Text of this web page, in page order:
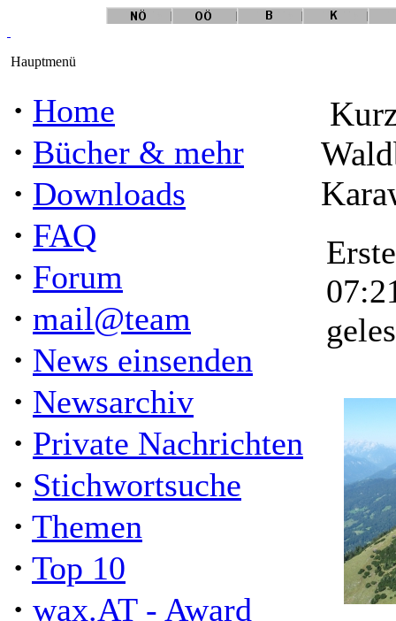
Hauptmenü
· Home
· Bücher & mehr
· Downloads
· FAQ
· Forum
· mail@team
· News einsenden
· Newsarchiv
· Private Nachrichten
· Stichwortsuche
· Themen
· Top 10
· wax.AT - Award